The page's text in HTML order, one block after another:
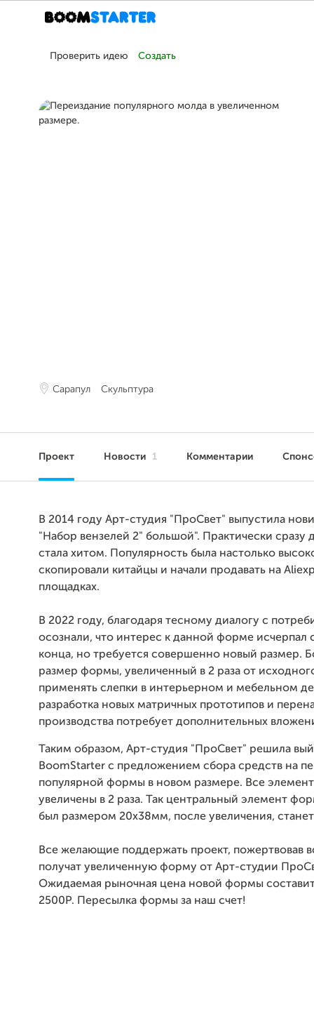
Проверить идею Создать
Сарапул Скульптура
Проект Новости 1 Комментарии
В 2014 году Арт-студия "ПроСвет" выпустила
"Набор вензелей 2" большой". Практически сразу
стала хитом. Популярность была настолько
скопировали китайцы и начали продавать на
площадках.
В 2022 году, благодаря тесному диалогу с
осознали, что интерес к данной форме исчерпал
конца, но требуется совершенно новый размер.
размер формы, увеличенный в 2 раза от
применять слепки в интерьерном и мебельном
разработка новых матричных прототипов и
производства потребует дополнительных
Таким образом, Арт-студия "ПроСвет" решила
BoomStarter с предложением сбора средств на
популярной формы в новом размере. Все
увеличены в 2 раза. Так центральный элемент
был размером 20х38мм, после увеличения,
Все желающие поддержать проект, пожертвовав
получат увеличенную форму от Арт-студии
Ожидаемая рыночная цена новой формы
2500Р. Пересылка формы за наш счет!